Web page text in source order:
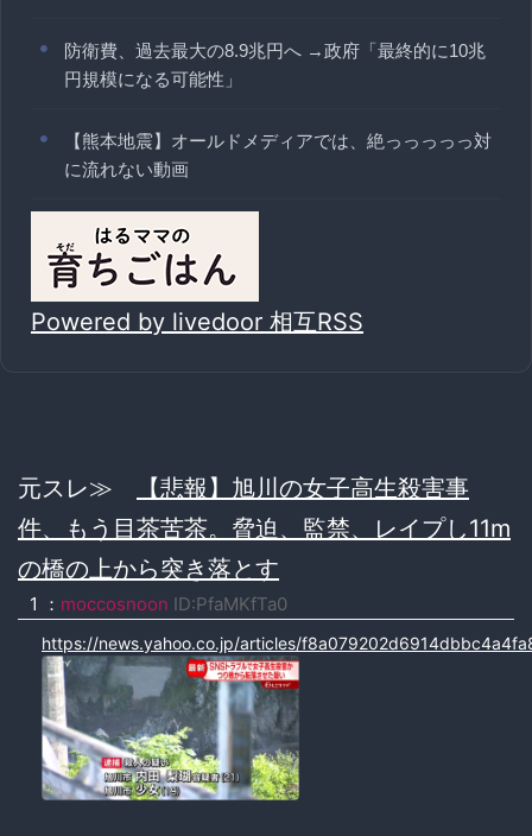
防衛費、過去最大の8.9兆円へ →政府「最終的に10兆
円規模になる可能性」
【熊本地震】オールドメディアでは、絶っっっっっ対
に流れない動画
Powered by livedoor 相互RSS
元スレ≫
【悲報】旭川の女子高生殺害事
件、もう目茶苦茶。脅迫、監禁、レイプし11m
の橋の上から突き落とす
1 ： moccosnoon ID:PfaMKfTa0
https://news.yahoo.co.jp/articles/